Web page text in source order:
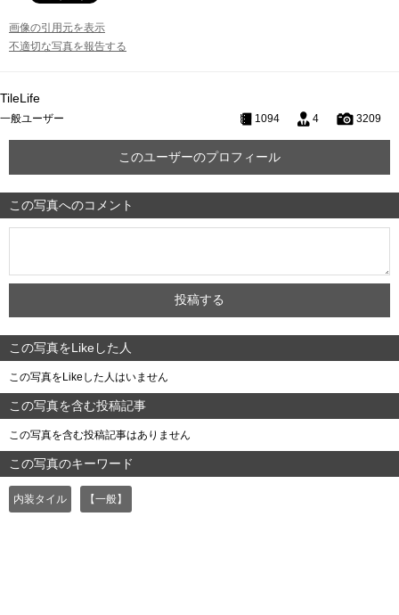
画像の引用元を表示
不適切な写真を報告する
TileLife
一般ユーザー 1094 4 3209
このユーザーのプロフィール
この写真へのコメント
この写真をLikeした人
この写真をLikeした人はいません
この写真を含む投稿記事
この写真を含む投稿記事はありません
この写真のキーワード
内装タイル 【一般】